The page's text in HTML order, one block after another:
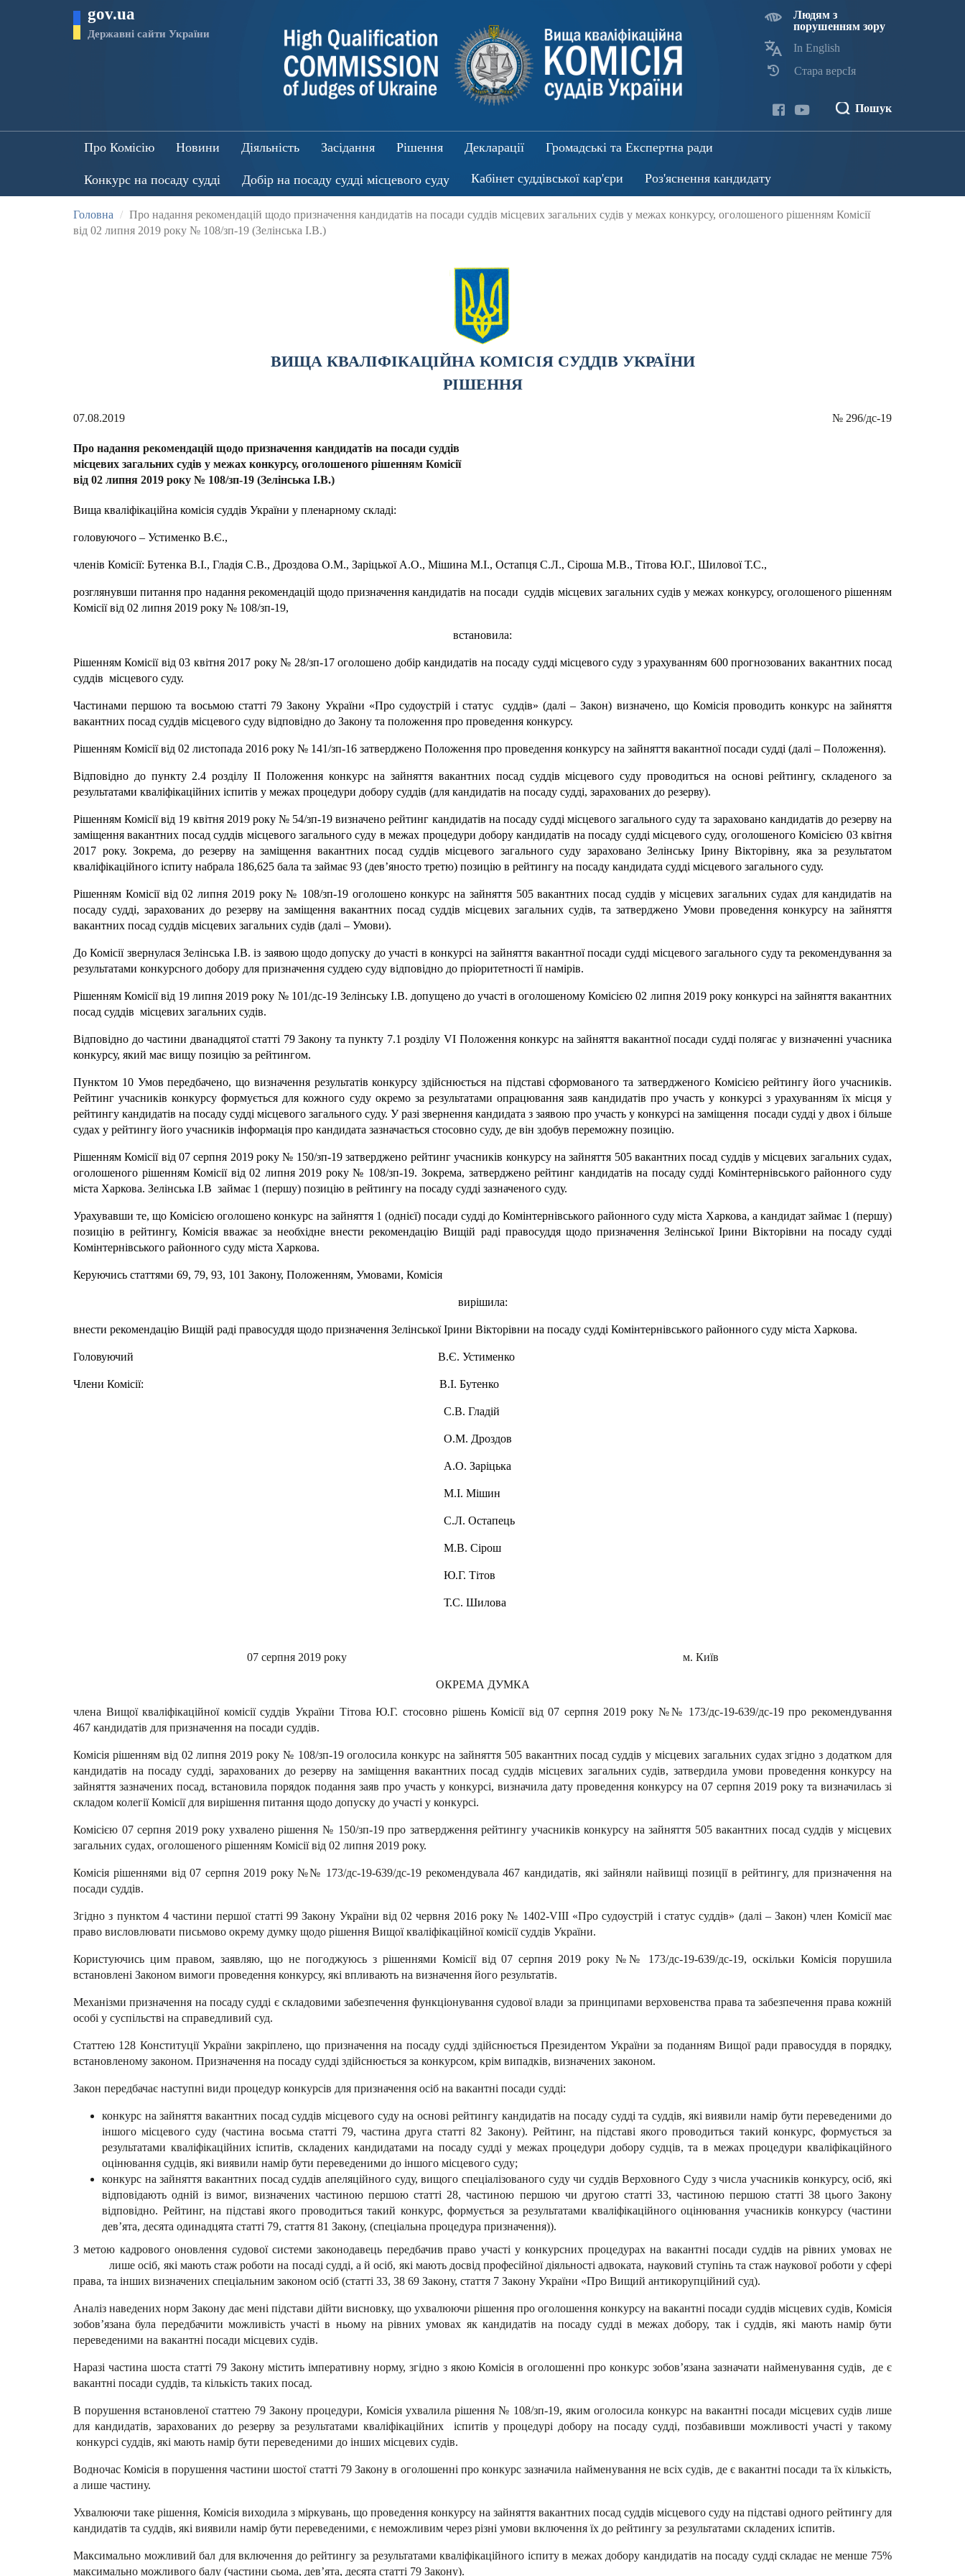
gov.ua
Державні сайти України
Людям з
порушенням зору
In English
Стара версІя
Пошук
Про Комісію Новини Діяльність Засідання Рішення Декларації Громадські та Експертна ради
Конкурс на посаду судді Добір на посаду судді місцевого суду Кабінет суддівської кар'єри Роз'яснення кандидату
Головна
Про надання рекомендацій щодо призначення кандидатів на посади суддів місцевих загальних судів у межах конкурсу, оголошеного рішенням Комісії
від 02 липня 2019 року № 108/зп-19 (Зелінська І.В.)
ВИЩА КВАЛІФІКАЦІЙНА КОМІСІЯ СУДДІВ УКРАЇНИ
РІШЕННЯ
07.08.2019 № 296/дс-19
Про надання рекомендацій щодо призначення кандидатів на посади суддів
місцевих загальних судів у межах конкурсу, оголошеного рішенням Комісії
від 02 липня 2019 року № 108/зп-19 (Зелінська І.В.)
Вища кваліфікаційна комісія суддів України у пленарному складі:
головуючого – Устименко В.Є.,
членів Комісії: Бутенка В.І., Гладія С.В., Дроздова О.М., Заріцької А.О., Мішина М.І., Остапця С.Л., Сіроша М.В., Тітова Ю.Г., Шилової Т.С.,
розглянувши питання про надання рекомендацій щодо призначення кандидатів на посади суддів місцевих загальних судів у межах конкурсу, оголошеного рішенням
Комісії від 02 липня 2019 року № 108/зп-19,
встановила:
Рішенням Комісії від 03 квітня 2017 року № 28/зп-17 оголошено добір кандидатів на посаду судді місцевого суду з урахуванням 600 прогнозованих вакантних посад
суддів місцевого суду.
Частинами першою та восьмою статті 79 Закону України «Про судоустрій і статус суддів» (далі – Закон) визначено, що Комісія проводить конкурс на зайняття
вакантних посад суддів місцевого суду відповідно до Закону та положення про проведення конкурсу.
Рішенням Комісії від 02 листопада 2016 року № 141/зп-16 затверджено Положення про проведення конкурсу на зайняття вакантної посади судді (далі – Положення).
Відповідно до пункту 2.4 розділу II Положення конкурс на зайняття вакантних посад суддів місцевого суду проводиться на основі рейтингу, складеного за
результатами кваліфікаційних іспитів у межах процедури добору суддів (для кандидатів на посаду судді, зарахованих до резерву).
Рішенням Комісії від 19 квітня 2019 року № 54/зп-19 визначено рейтинг кандидатів на посаду судді місцевого загального суду та зараховано кандидатів до резерву на
заміщення вакантних посад суддів місцевого загального суду в межах процедури добору кандидатів на посаду судді місцевого суду, оголошеного Комісією 03 квітня
2017 року. Зокрема, до резерву на заміщення вакантних посад суддів місцевого загального суду зараховано Зелінську Ірину Вікторівну, яка за результатом
кваліфікаційного іспиту набрала 186,625 бала та займає 93 (дев’яносто третю) позицію в рейтингу на посаду кандидата судді місцевого загального суду.
Рішенням Комісії від 02 липня 2019 року № 108/зп-19 оголошено конкурс на зайняття 505 вакантних посад суддів у місцевих загальних судах для кандидатів на
посаду судді, зарахованих до резерву на заміщення вакантних посад суддів місцевих загальних судів, та затверджено Умови проведення конкурсу на зайняття
вакантних посад суддів місцевих загальних судів (далі – Умови).
До Комісії звернулася Зелінська І.В. із заявою щодо допуску до участі в конкурсі на зайняття вакантної посади судді місцевого загального суду та рекомендування за
результатами конкурсного добору для призначення суддею суду відповідно до пріоритетності її намірів.
Рішенням Комісії від 19 липня 2019 року № 101/дс-19 Зелінську І.В. допущено до участі в оголошеному Комісією 02 липня 2019 року конкурсі на зайняття вакантних
посад суддів місцевих загальних судів.
Відповідно до частини дванадцятої статті 79 Закону та пункту 7.1 розділу VI Положення конкурс на зайняття вакантної посади судді полягає у визначенні учасника
конкурсу, який має вищу позицію за рейтингом.
Пунктом 10 Умов передбачено, що визначення результатів конкурсу здійснюється на підставі сформованого та затвердженого Комісією рейтингу його учасників.
Рейтинг учасників конкурсу формується для кожного суду окремо за результатами опрацювання заяв кандидатів про участь у конкурсі з урахуванням їх місця у
рейтингу кандидатів на посаду судді місцевого загального суду. У разі звернення кандидата з заявою про участь у конкурсі на заміщення посади судді у двох і більше
судах у рейтингу його учасників інформація про кандидата зазначається стосовно суду, де він здобув переможну позицію.
Рішенням Комісії від 07 серпня 2019 року № 150/зп-19 затверджено рейтинг учасників конкурсу на зайняття 505 вакантних посад суддів у місцевих загальних судах,
оголошеного рішенням Комісії від 02 липня 2019 року № 108/зп-19. Зокрема, затверджено рейтинг кандидатів на посаду судді Комінтернівського районного суду
міста Харкова. Зелінська І.В займає 1 (першу) позицію в рейтингу на посаду судді зазначеного суду.
Урахувавши те, що Комісією оголошено конкурс на зайняття 1 (однієї) посади судді до Комінтернівського районного суду міста Харкова, а кандидат займає 1 (першу)
позицію в рейтингу, Комісія вважає за необхідне внести рекомендацію Вищій раді правосуддя щодо призначення Зелінської Ірини Вікторівни на посаду судді
Комінтернівського районного суду міста Харкова.
Керуючись статтями 69, 79, 93, 101 Закону, Положенням, Умовами, Комісія
вирішила:
внести рекомендацію Вищій раді правосуддя щодо призначення Зелінської Ірини Вікторівни на посаду судді Комінтернівського районного суду міста Харкова.
Головуючий В.Є. Устименко
Члени Комісії: В.І. Бутенко
С.В. Гладій
О.М. Дроздов
А.О. Заріцька
М.І. Мішин
С.Л. Остапець
М.В. Сірош
Ю.Г. Тітов
Т.С. Шилова
07 серпня 2019 року м. Київ
ОКРЕМА ДУМКА
члена Вищої кваліфікаційної комісії суддів України Тітова Ю.Г. стосовно рішень Комісії від 07 серпня 2019 року №№ 173/дс-19-639/дс-19 про рекомендування
467 кандидатів для призначення на посади суддів.
Комісія рішенням від 02 липня 2019 року № 108/зп-19 оголосила конкурс на зайняття 505 вакантних посад суддів у місцевих загальних судах згідно з додатком для
кандидатів на посаду судді, зарахованих до резерву на заміщення вакантних посад суддів місцевих загальних судів, затвердила умови проведення конкурсу на
зайняття зазначених посад, встановила порядок подання заяв про участь у конкурсі, визначила дату проведення конкурсу на 07 серпня 2019 року та визначилась зі
складом колегії Комісії для вирішення питання щодо допуску до участі у конкурсі.
Комісією 07 серпня 2019 року ухвалено рішення № 150/зп-19 про затвердження рейтингу учасників конкурсу на зайняття 505 вакантних посад суддів у місцевих
загальних судах, оголошеного рішенням Комісії від 02 липня 2019 року.
Комісія рішеннями від 07 серпня 2019 року №№ 173/дс-19-639/дс-19 рекомендувала 467 кандидатів, які зайняли найвищі позиції в рейтингу, для призначення на
посади суддів.
Згідно з пунктом 4 частини першої статті 99 Закону України від 02 червня 2016 року № 1402-VIII «Про судоустрій і статус суддів» (далі – Закон) член Комісії має
право висловлювати письмово окрему думку щодо рішення Вищої кваліфікаційної комісії суддів України.
Користуючись цим правом, заявляю, що не погоджуюсь з рішеннями Комісії від 07 серпня 2019 року №№ 173/дс-19-639/дс-19, оскільки Комісія порушила
встановлені Законом вимоги проведення конкурсу, які впливають на визначення його результатів.
Механізми призначення на посаду судді є складовими забезпечення функціонування судової влади за принципами верховенства права та забезпечення права кожній
особі у суспільстві на справедливий суд.
Статтею 128 Конституції України закріплено, що призначення на посаду судді здійснюється Президентом України за поданням Вищої ради правосуддя в порядку,
встановленому законом. Призначення на посаду судді здійснюється за конкурсом, крім випадків, визначених законом.
Закон передбачає наступні види процедур конкурсів для призначення осіб на вакантні посади судді:
конкурс на зайняття вакантних посад суддів місцевого суду на основі рейтингу кандидатів на посаду судді та суддів, які виявили намір бути переведеними до
іншого місцевого суду (частина восьма статті 79, частина друга статті 82 Закону). Рейтинг, на підставі якого проводиться такий конкурс, формується за
результатами кваліфікаційних іспитів, складених кандидатами на посаду судді у межах процедури добору судців, та в межах процедури кваліфікаційного
оцінювання судців, які виявили намір бути переведеними до іншого місцевого суду;
конкурс на зайняття вакантних посад суддів апеляційного суду, вищого спеціалізованого суду чи суддів Верховного Суду з числа учасників конкурсу, осіб, які
відповідають одній із вимог, визначених частиною першою статті 28, частиною першою чи другою статті 33, частиною першою статті 38 цього Закону
відповідно. Рейтинг, на підставі якого проводиться такий конкурс, формується за результатами кваліфікаційного оцінювання учасників конкурсу (частини
дев’ята, десята одинадцята статті 79, стаття 81 Закону, (спеціальна процедура призначення)).
З метою кадрового оновлення судової системи законодавець передбачив право участі у конкурсних процедурах на вакантні посади суддів на рівних умовах не
лише осіб, які мають стаж роботи на посаді судді, а й осіб, які мають досвід професійної діяльності адвоката, науковий ступінь та стаж наукової роботи у сфері
права, та інших визначених спеціальним законом осіб (статті 33, 38 69 Закону, стаття 7 Закону України «Про Вищий антикорупційний суд).
Аналіз наведених норм Закону дає мені підстави дійти висновку, що ухвалюючи рішення про оголошення конкурсу на вакантні посади суддів місцевих судів, Комісія
зобов’язана була передбачити можливість участі в ньому на рівних умовах як кандидатів на посаду судді в межах добору, так і суддів, які мають намір бути
переведеними на вакантні посади місцевих судів.
Наразі частина шоста статті 79 Закону містить імперативну норму, згідно з якою Комісія в оголошенні про конкурс зобов’язана зазначати найменування судів, де є
вакантні посади суддів, та кількість таких посад.
В порушення встановленої статтею 79 Закону процедури, Комісія ухвалила рішення № 108/зп-19, яким оголосила конкурс на вакантні посади місцевих судів лише
для кандидатів, зарахованих до резерву за результатами кваліфікаційних іспитів у процедурі добору на посаду судді, позбавивши можливості участі у такому
конкурсі суддів, які мають намір бути переведеними до інших місцевих судів.
Водночас Комісія в порушення частини шостої статті 79 Закону в оголошенні про конкурс зазначила найменування не всіх судів, де є вакантні посади та їх кількість,
а лише частину.
Ухвалюючи таке рішення, Комісія виходила з міркувань, що проведення конкурсу на зайняття вакантних посад суддів місцевого суду на підставі одного рейтингу для
кандидатів та суддів, які виявили намір бути переведеними, є неможливим через різні умови включення їх до рейтингу за результатами складених іспитів.
Максимально можливий бал для включення до рейтингу за результатами кваліфікаційного іспиту в межах добору кандидатів на посаду судді складає не менше 75%
максимально можливого балу (частини сьома, дев’ята, десята статті 79 Закону).